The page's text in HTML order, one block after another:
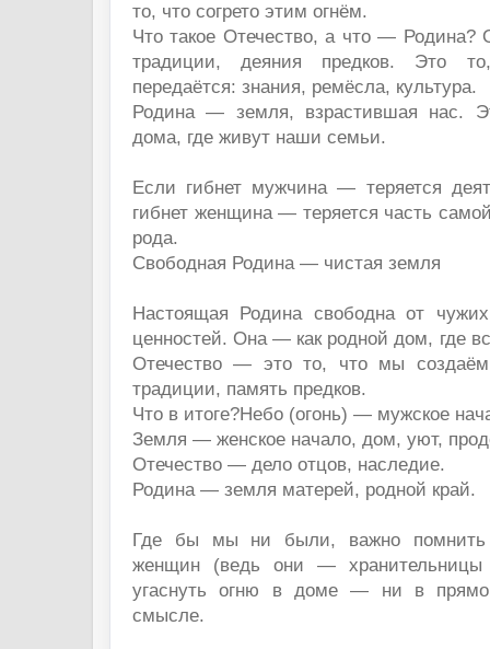
то, что согрето этим огнём.
Что такое Отечество, а что — Родина?
традиции, деяния предков. Это
передаётся: знания, ремёсла, культура.
Родина — земля, взрастившая нас.
дома, где живут наши семьи.
Если гибнет мужчина — теряется
гибнет женщина — теряется часть
рода.
Свободная Родина — чистая земля
Настоящая Родина свободна от
ценностей. Она — как родной дом, где
Отечество — это то, что мы
традиции, память предков.
Что в итоге?Небо (огонь) — мужское
Земля — женское начало, дом, уют,
Отечество — дело отцов, наследие.
Родина — земля матерей, родной край.
Где бы мы ни были, важно помнить
женщин (ведь они — хранительницы
угаснуть огню в доме — ни в
смысле.